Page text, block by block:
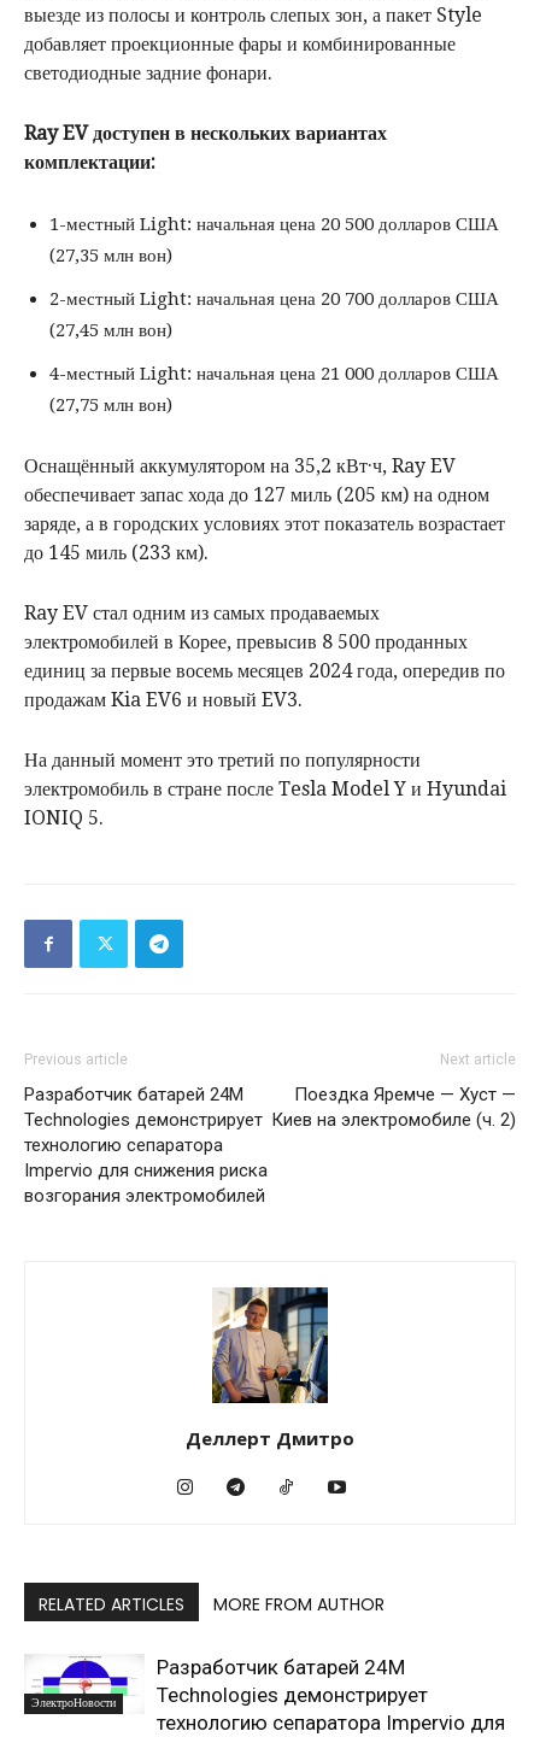
выезде из полосы и контроль слепых зон, а пакет Style
добавляет проекционные фары и комбинированные
светодиодные задние фонари.
Ray EV доступен в нескольких вариантах
комплектации:
1-местный Light: начальная цена 20 500 долларов США
(27,35 млн вон)
2-местный Light: начальная цена 20 700 долларов США
(27,45 млн вон)
4-местный Light: начальная цена 21 000 долларов США
(27,75 млн вон)
Оснащённый аккумулятором на 35,2 кВт·ч, Ray EV
обеспечивает запас хода до 127 миль (205 км) на одном
заряде, а в городских условиях этот показатель возрастает
до 145 миль (233 км).
Ray EV стал одним из самых продаваемых
электромобилей в Корее, превысив 8 500 проданных
единиц за первые восемь месяцев 2024 года, опередив по
продажам Kia EV6 и новый EV3.
На данный момент это третий по популярности
электромобиль в стране после Tesla Model Y и Hyundai
IONIQ 5.
Previous article
Разработчик батарей 24M
Technologies демонстрирует
технологию сепаратора
Impervio для снижения риска
возгорания электромобилей
Next article
Поездка Яремче — Хуст —
Киев на электромобиле (ч. 2)
Деллерт Дмитро
RELATED ARTICLES MORE FROM AUTHOR
ЭлектроНовости
Разработчик батарей 24M
Technologies демонстрирует
технологию сепаратора Impervio для